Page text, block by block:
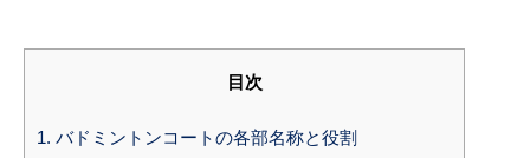
目次
1. バドミントンコートの各部名称と役割